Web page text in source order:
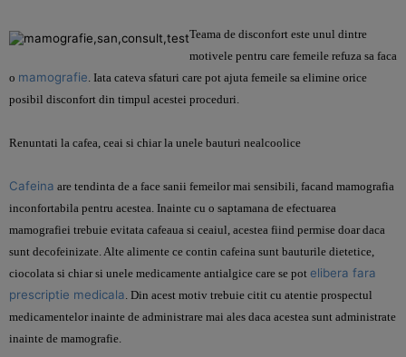
Teama de disconfort este unul dintre
motivele pentru care femeile refuza sa faca
o mamografie. Iata cateva sfaturi care pot ajuta femeile sa elimine orice
posibil disconfort din timpul acestei proceduri.
Renuntati la cafea, ceai si chiar la unele bauturi nealcoolice
Cafeina are tendinta de a face sanii femeilor mai sensibili, facand mamografia
inconfortabila pentru acestea. Inainte cu o saptamana de efectuarea
mamografiei trebuie evitata cafeaua si ceaiul, acestea fiind permise doar daca
sunt decofeinizate.Alte alimente ce contin cafeina sunt bauturile dietetice,
ciocolata si chiar si unele medicamente antialgice care se pot elibera fara
prescriptie medicala. Din acest motiv trebuie citit cu atentie prospectul
medicamentelor inainte de administrare mai ales daca acestea sunt administrate
inainte de mamografie.